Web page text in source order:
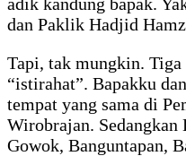
dan Paklik Hadjid
Tapi, tak mungkin. Tiga
“istirahat”. Bapakku
tempat yang sama di
Wirobrajan.
Gowok, Banguntapan,